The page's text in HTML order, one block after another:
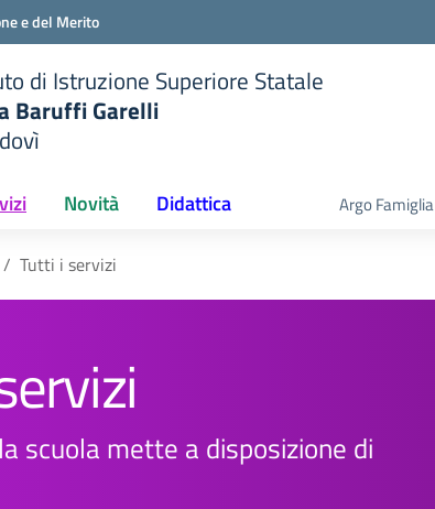
e del Merito
di Istruzione Superiore Statale
Baruffi Garelli
Novità Didattica Argo Famiglia
Tutti i servizi
scuola mette a disposizione di